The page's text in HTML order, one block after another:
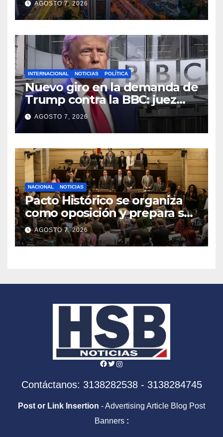
capital
AGOSTO 7, 2026
INTERNACIONAL NOTICIAS POLÍTICA
Nuevo giro en la demanda de
Trump contra la BBC: juez
congela entrega de registros
financieros
AGOSTO 7, 2026
NACIONAL NOTICIAS
Pacto Histórico se organiza
como oposición y prepara su
agenda frente al Gobierno
de Abelardo de la Espriella
AGOSTO 7, 2026
Facebook
Twitter
Instagram
Contáctanos: 3138282538 - 3138284745
Post or Link Insertion - Advertising Article Blog Post
Banners :